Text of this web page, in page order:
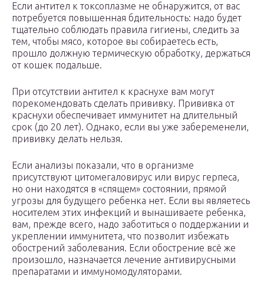
Если антител к токсоплазме не обнаружится, от вас
потребуется повышенная бдительность: надо будет
тщательно соблюдать правила гигиены, следить за
тем, чтобы мясо, которое вы собираетесь есть,
прошло должную термическую обработку, держаться
от кошек подальше.
При отсутствии антител к краснухе вам могут
порекомендовать сделать прививку. Прививка от
краснухи обеспечивает иммунитет на длительный
срок (до 20 лет). Однако, если вы уже забеременели,
прививку делать нельзя.
Если анализы показали, что в организме
присутствуют цитомегаловирус или вирус герпеса,
но они находятся в «спящем» состоянии, прямой
угрозы для будущего ребенка нет. Если вы являетесь
носителем этих инфекций и вынашиваете ребенка,
вам, прежде всего, надо заботиться о поддержании и
укреплении иммунитета, что позволит избежать
обострений заболевания. Если обострение всё же
произошло, назначается лечение антивирусными
препаратами и иммуномодуляторами.